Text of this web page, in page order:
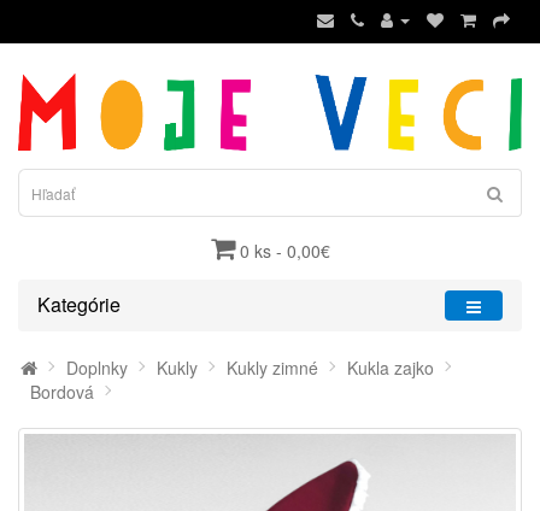
0 ks - 0,00€
Kategórie
Doplnky Kukly Kukly zimné
Kukla zajko
Bordová